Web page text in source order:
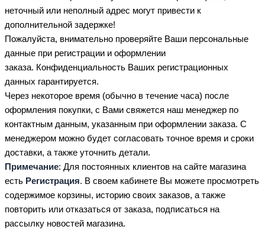
неточный или неполный адрес могут привести к
дополнительной задержке!
Пожалуйста, внимательно проверяйте Ваши персональные
данные при регистрации и оформлении
заказа. Конфиденциальность Ваших регистрационных
данных гарантируется.
Через некоторое время (обычно в течение часа) после
оформления покупки, с Вами свяжется наш менеджер по
контактным данным, указанным при оформлении заказа. С
менеджером можно будет согласовать точное время и сроки
доставки, а также уточнить детали.
Примечание: Для постоянных клиентов на сайте магазина
есть Регистрация. В своем кабинете Вы можете просмотреть
содержимое корзины, историю своих заказов, а также
повторить или отказаться от заказа, подписаться на
рассылку новостей магазина.